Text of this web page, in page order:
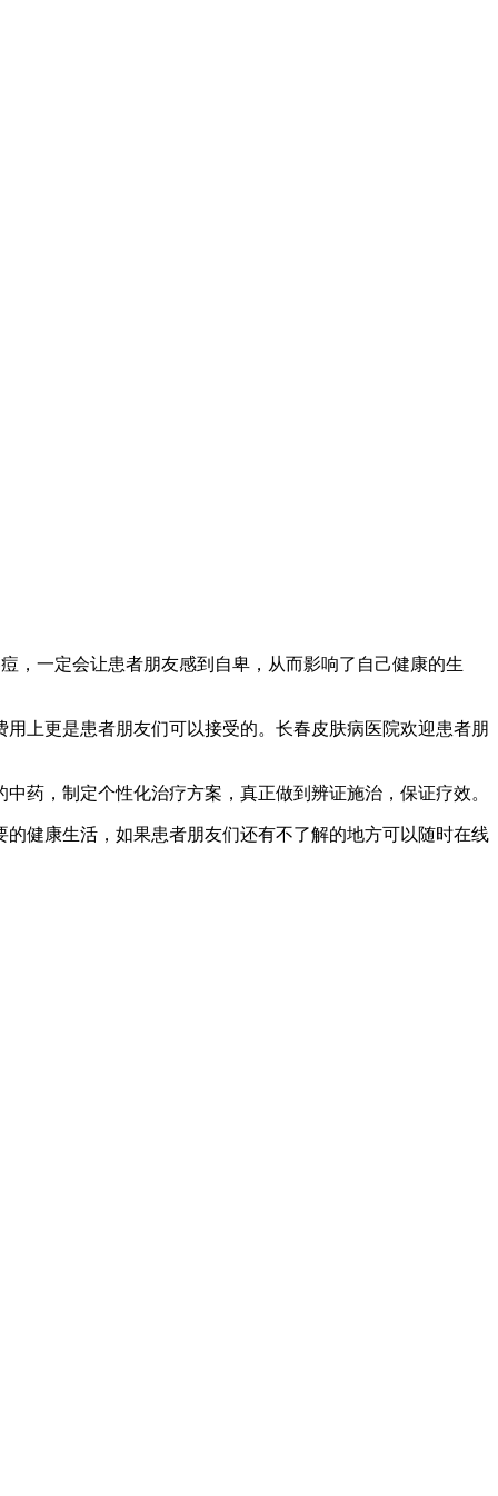
一定会让患者朋友感到自卑，从而影响了自己健康的生
上更是患者朋友们可以接受的。长春皮肤病医院欢迎患者朋
，制定个性化治疗方案，真正做到辨证施治，保证疗效。
健康生活，如果患者朋友们还有不了解的地方可以随时在线